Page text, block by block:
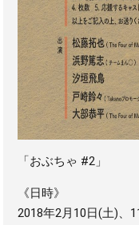
「おぶちゃ #2」
《日時》
2018年2月10日(土)、